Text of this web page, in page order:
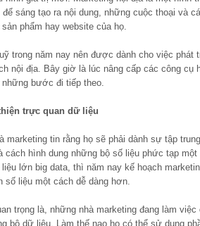
để sáng tạo ra nội dung, những cuộc thoại và
phẩm hay website của họ.
trong năm nay nên được dành cho việc
nội địa. Bây giờ là lúc nâng cấp các công
bước đi tiếp theo.
trực quan dữ liệu
marketing tin rằng họ sẽ phải dành sự tập
cách hình dung những bộ số liệu phức tạp
lớn big data, thì năm nay kế hoạch
số liệu một cách dễ dàng hơn.
trọng là, những nhà marketing đang làm
bộ dữ liệu. Làm thế nao họ có thể sử dụng